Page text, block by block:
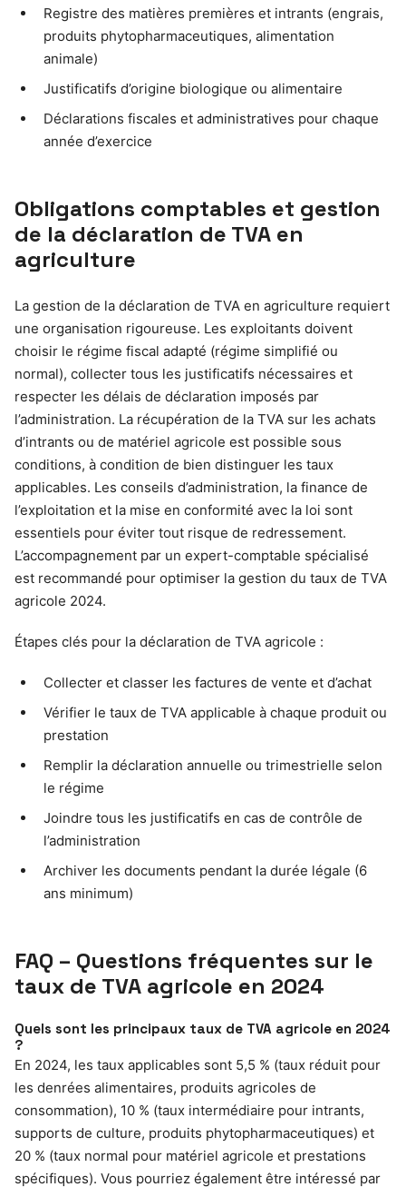
Registre des matières premières et intrants (engrais,
produits phytopharmaceutiques, alimentation
animale)
Justificatifs d’origine biologique ou alimentaire
Déclarations fiscales et administratives pour chaque
année d’exercice
Obligations comptables et gestion
de la déclaration de TVA en
agriculture
La gestion de la déclaration de TVA en agriculture requiert
une organisation rigoureuse. Les exploitants doivent
choisir le régime fiscal adapté (régime simplifié ou
normal), collecter tous les justificatifs nécessaires et
respecter les délais de déclaration imposés par
l’administration. La récupération de la TVA sur les achats
d’intrants ou de matériel agricole est possible sous
conditions, à condition de bien distinguer les taux
applicables. Les conseils d’administration, la finance de
l’exploitation et la mise en conformité avec la loi sont
essentiels pour éviter tout risque de redressement.
L’accompagnement par un expert-comptable spécialisé
est recommandé pour optimiser la gestion du taux de TVA
agricole 2024.
Étapes clés pour la déclaration de TVA agricole :
Collecter et classer les factures de vente et d’achat
Vérifier le taux de TVA applicable à chaque produit ou
prestation
Remplir la déclaration annuelle ou trimestrielle selon
le régime
Joindre tous les justificatifs en cas de contrôle de
l’administration
Archiver les documents pendant la durée légale (6
ans minimum)
FAQ – Questions fréquentes sur le
taux de TVA agricole en 2024
Quels sont les principaux taux de TVA agricole en 2024
?
En 2024, les taux applicables sont 5,5 % (taux réduit pour
les denrées alimentaires, produits agricoles de
consommation), 10 % (taux intermédiaire pour intrants,
supports de culture, produits phytopharmaceutiques) et
20 % (taux normal pour matériel agricole et prestations
spécifiques). Vous pourriez également être intéressé par